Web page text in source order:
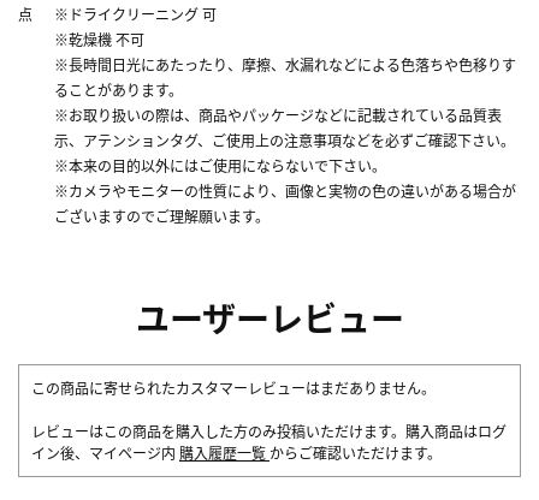
点
※ドライクリーニング 可
※乾燥機 不可
※長時間日光にあたったり、摩擦、水漏れなどによる色落ちや色移りす
ることがあります。
※お取り扱いの際は、商品やパッケージなどに記載されている品質表
示、アテンションタグ、ご使用上の注意事項などを必ずご確認下さい。
※本来の目的以外にはご使用にならないで下さい。
※カメラやモニターの性質により、画像と実物の色の違いがある場合が
ございますのでご理解願います。
ユーザーレビュー
この商品に寄せられたカスタマーレビューはまだありません。
レビューはこの商品を購入した方のみ投稿いただけます。購入商品はログ
イン後、マイページ内 購入履歴一覧 からご確認いただけます。